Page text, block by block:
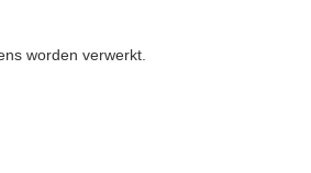
worden verwerkt